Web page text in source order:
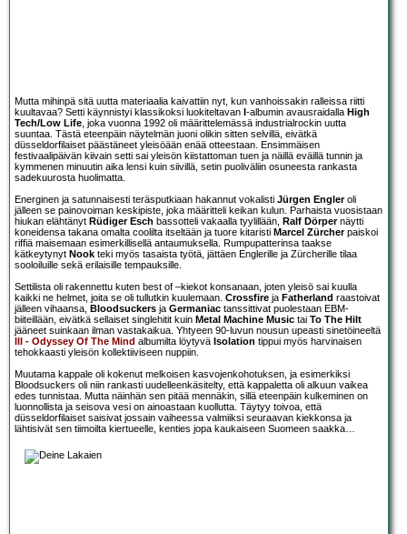
Mutta mihinpä sitä uutta materiaalia kaivattiin nyt, kun vanhoissakin ralleissa riitti
kuultavaa? Setti käynnistyi klassikoksi luokiteltavan -albumin avausraidalla High
Tech/Low Life, joka vuonna 1992 oli määrittelemässä industrialrockin uutta
suuntaa. Tästä eteenpäin näytelmän juoni olikin sitten selvillä, eivätkä
düsseldorfilaiset päästäneet yleisöään enää otteestaan. Ensimmäisen
festivaalipäivän kiivain setti sai yleisön kiistattoman tuen ja näillä eväillä tunnin ja
kymmenen minuutin aika lensi kuin siivillä, setin puoliväliin osuneesta rankasta
sadekuurosta huolimatta.
Energinen ja satunnaisesti teräsputkiaan hakannut vokalisti Jürgen Engleroli
jälleen se painovoiman keskipiste, joka määritteli keikan kulun. Parhaista vuosistaan
hiukan elähtänyt Rüdiger Esch bassotteli vakaalla tyylillään, Ralf Dörpernäytti
koneidensa takana omalta coolilta itseltään ja tuore kitaristi Marcel Zürcherpaiskoi
riffiä maisemaan esimerkillisellä antaumuksella. Rumpupatterinsa taakse
kätkeytynyt Nook teki myös tasaista työtä, jättäen Englerille ja Zürcherille tilaa
sooloiluille sekä erilaisille tempauksille.
Settilista oli rakennettu kuten best of –kiekot konsanaan, joten yleisö sai kuulla
kaikki ne helmet, joita se oli tullutkin kuulemaan. Crossfire ja Fatherland raastoivat
jälleen vihaansa, Bloodsuckers ja Germaniac tanssittivat puolestaan EBM-
biiteillään, eivätkä sellaiset singlehitit kuin Metal Machine Music tai To The Hilt
jääneet suinkaan ilman vastakaikua. Yhtyeen 90-luvun nousun upeasti sinetöineeltä
III - Odyssey Of The Mind albumilta löytyvä Isolation tippui myös harvinaisen
tehokkaasti yleisön kollektiiviseen nuppiin.
Muutama kappale oli kokenut melkoisen kasvojenkohotuksen, ja esimerkiksi
Bloodsuckers oli niin rankasti uudelleenkäsitelty, että kappaletta oli alkuun vaikea
edes tunnistaa. Mutta näinhän sen pitää mennäkin, sillä eteenpäin kulkeminen on
luonnollista ja seisova vesi on ainoastaan kuollutta. Täytyy toivoa, että
düsseldorfilaiset saisivat jossain vaiheessa valmiiksi seuraavan kiekkonsa ja
lähtisivät sen tiimoilta kiertueelle, kenties jopa kaukaiseen Suomeen saakka…